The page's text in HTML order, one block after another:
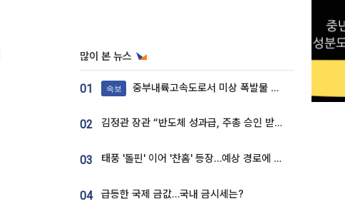
많이 본 뉴스
01 속보 중부내륙고속도로서 미상 폭발물 발견
02 김정관 장관 “반도체 성과급, 주총 승인 받도록”…상법·자본시장법 개정 시사
03 태풍 '돌핀' 이어 '찬홈' 등장…예상 경로에 한국 '한숨'
04 급등한 국제 금값…국내 금시세는?